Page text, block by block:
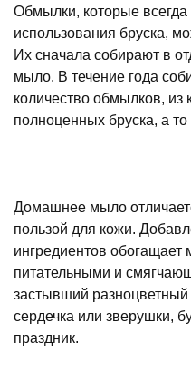
Обмылки, которые всегда
использования бруска,
Их сначала собирают в
мыло. В течение года
количество обмылков, из
полноценных бруска, а
Домашнее мыло
пользой для кожи.
ингредиентов
питательными и
застывший
сердечка или зверушки,
праздник.